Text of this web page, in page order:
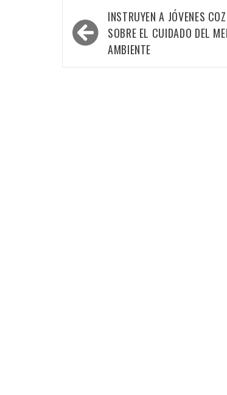
Navegación
de
entradas
INSTRUYEN A JÓVENES
SOBRE EL CUIDADO DEL
AMBIENTE